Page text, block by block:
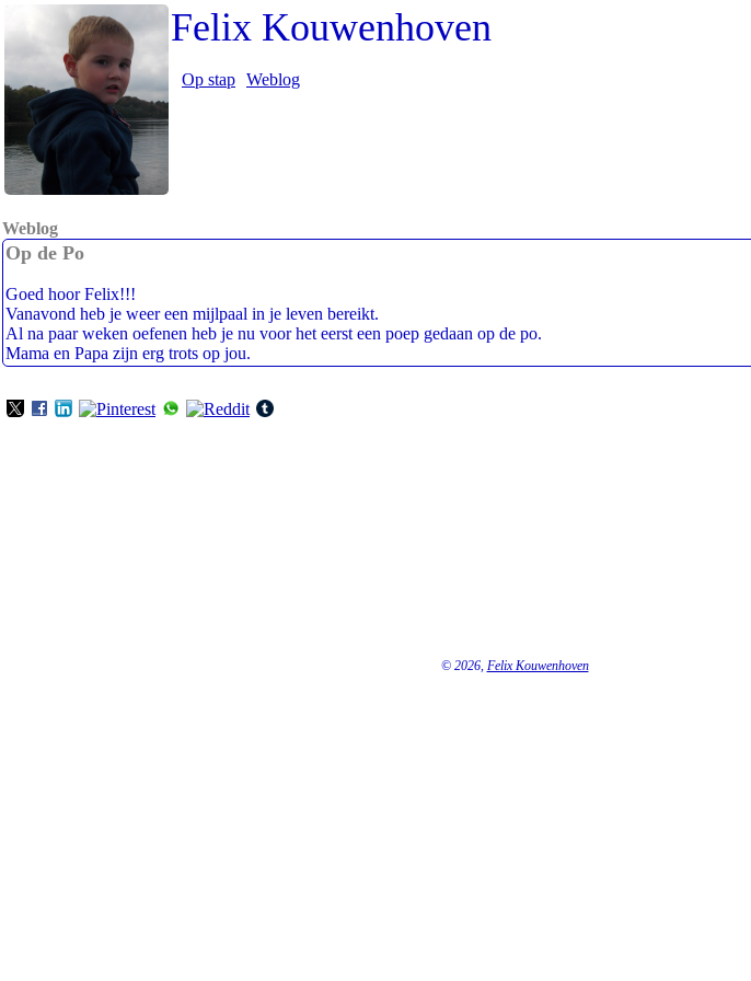
Felix Kouwenhoven
Op stap Weblog
Weblog
Op de Po
Goed hoor Felix!!!
Vanavond heb je weer een mijlpaal in je leven bereikt.
Al na paar weken oefenen heb je nu voor het eerst een poep gedaan op de po.
Mama en Papa zijn erg trots op jou.
© 2026, Felix Kouwenhoven